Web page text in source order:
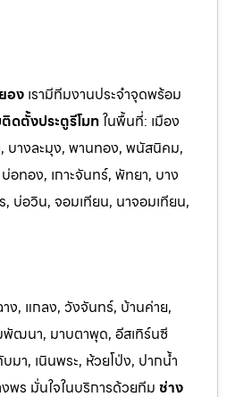
อง เรามีทีมงานประจำจุดพร้อม
ดตั้งประตูรีโมทในพื้นที่: เมือง
บางละมุง, พานทอง, พนัสนิคม,
อทอง, เกาะจันทร์, พัทยา, บาง
บ่อวิน, จอมเทียน, นาจอมเทียน,
ง, แกลง, วังจันทร์, บ้านค่าย,
พัฒนา, มาบตาพุด, อีสเทิร์นซี
มา, เนินพระ, ห้วยโป่ง, ปากน้ำ
งพร มั่นใจในบริการด้วยทีม ช่าง